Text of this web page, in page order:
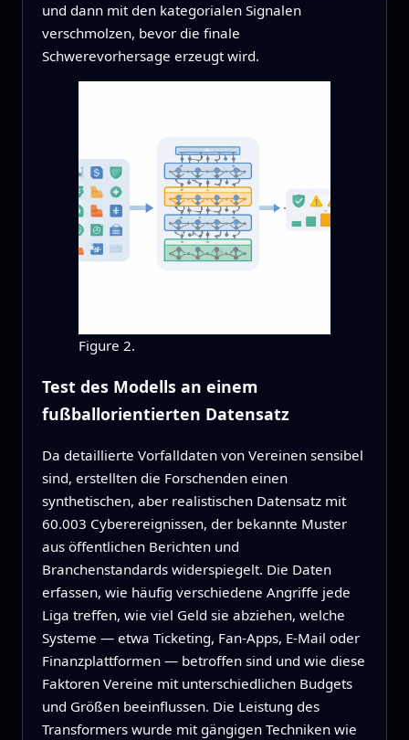
und dann mit den kategorialen Signalen
verschmolzen, bevor die finale
Schwerevorhersage erzeugt wird.
Figure 2.
Test des Modells an einem
fußballorientierten Datensatz
Da detaillierte Vorfalldaten von Vereinen sensibel
sind, erstellten die Forschenden einen
synthetischen, aber realistischen Datensatz mit
60.003 Cyberereignissen, der bekannte Muster
aus öffentlichen Berichten und
Branchenstandards widerspiegelt. Die Daten
erfassen, wie häufig verschiedene Angriffe jede
Liga treffen, wie viel Geld sie abziehen, welche
Systeme — etwa Ticketing, Fan‑Apps, E‑Mail oder
Finanzplattformen — betroffen sind und wie diese
Faktoren Vereine mit unterschiedlichen Budgets
und Größen beeinflussen. Die Leistung des
Transformers wurde mit gängigen Techniken wie